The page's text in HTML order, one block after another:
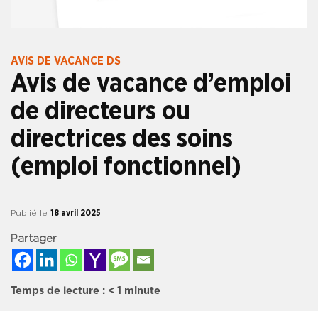
AVIS DE VACANCE DS
Avis de vacance d’emploi
de directeurs ou
directrices des soins
(emploi fonctionnel)
Publié le 18 avril 2025
Partager
Temps de lecture : < 1 minute